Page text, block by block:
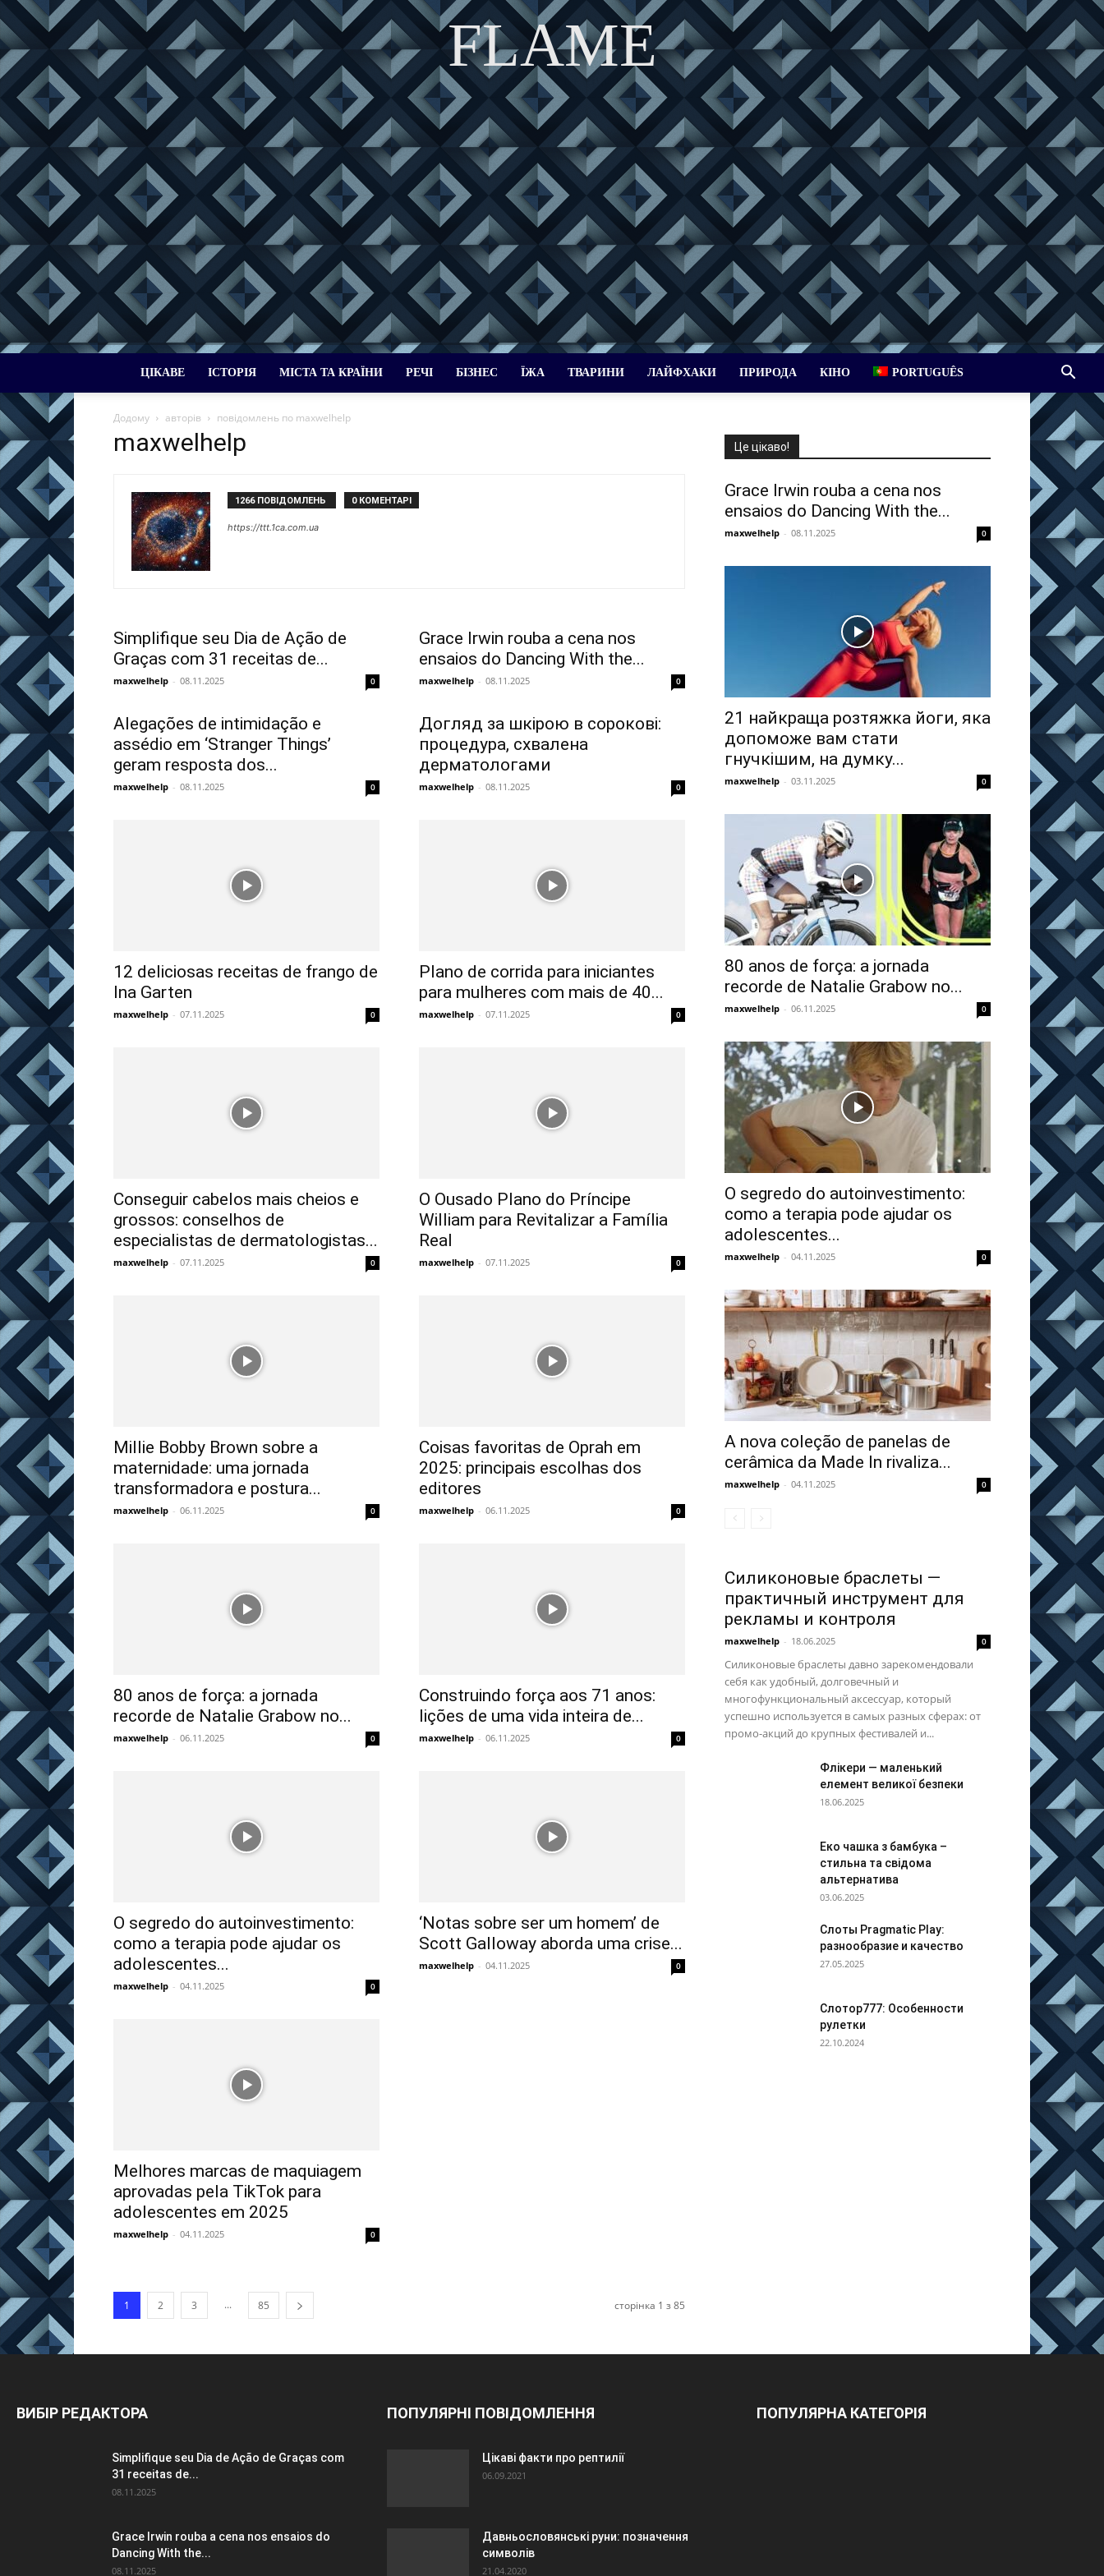
FLAME
DISCOVER THE ART OF PUBLISHING
ЦІКАВЕ ІСТОРІЯ МІСТА ТА КРАЇНИ РЕЧІ БІЗНЕС ЇЖА ТВАРИНИ ЛАЙФХАКИ ПРИРОДА КІНО PORTUGUÊS
Додому авторів повідомлень по maxwelhelp
maxwelhelp
1266 ПОВІДОМЛЕНЬ 0 КОМЕНТАРІ
https://ttt.1ca.com.ua
Simplifique seu Dia de Ação de
Graças com 31 receitas de...
maxwelhelp - 08.11.2025 0
Grace Irwin rouba a cena nos
ensaios do Dancing With the...
maxwelhelp - 08.11.2025 0
Alegações de intimidação e
assédio em ‘Stranger Things’
geram resposta dos...
maxwelhelp - 08.11.2025 0
Догляд за шкірою в сорокові:
процедура, схвалена
дерматологами
maxwelhelp - 08.11.2025 0
12 deliciosas receitas de frango de
Ina Garten
maxwelhelp - 07.11.2025 0
Plano de corrida para iniciantes
para mulheres com mais de 40...
maxwelhelp - 07.11.2025 0
Conseguir cabelos mais cheios e
grossos: conselhos de
especialistas de dermatologistas...
maxwelhelp - 07.11.2025 0
O Ousado Plano do Príncipe
William para Revitalizar a Família
Real
maxwelhelp - 07.11.2025 0
Millie Bobby Brown sobre a
maternidade: uma jornada
transformadora e postura...
maxwelhelp - 06.11.2025 0
Coisas favoritas de Oprah em
2025: principais escolhas dos
editores
maxwelhelp - 06.11.2025 0
80 anos de força: a jornada
recorde de Natalie Grabow no...
maxwelhelp - 06.11.2025 0
Construindo força aos 71 anos:
lições de uma vida inteira de...
maxwelhelp - 06.11.2025 0
O segredo do autoinvestimento:
como a terapia pode ajudar os
adolescentes...
maxwelhelp - 04.11.2025 0
‘Notas sobre ser um homem’ de
Scott Galloway aborda uma crise...
maxwelhelp - 04.11.2025 0
Melhores marcas de maquiagem
aprovadas pela TikTok para
adolescentes em 2025
maxwelhelp - 04.11.2025 0
1 2 3 ... 85 сторінка 1 з 85
Це цікаво!
Grace Irwin rouba a cena nos
ensaios do Dancing With the...
maxwelhelp - 08.11.2025 0
21 найкраща розтяжка йоги, яка
допоможе вам стати
гнучкішим, на думку...
maxwelhelp - 03.11.2025 0
80 anos de força: a jornada
recorde de Natalie Grabow no...
maxwelhelp - 06.11.2025 0
O segredo do autoinvestimento:
como a terapia pode ajudar os
adolescentes...
maxwelhelp - 04.11.2025 0
A nova coleção de panelas de
cerâmica da Made In rivaliza...
maxwelhelp - 04.11.2025 0
Силиконовые браслеты —
практичный инструмент для
рекламы и контроля
maxwelhelp - 18.06.2025 0
Силиконовые браслеты давно зарекомендовали
себя как удобный, долговечный и
многофункциональный аксессуар, который
успешно используется в самых разных сферах: от
промо-акций до крупных фестивалей и...
Флікери — маленький
елемент великої безпеки
18.06.2025
Еко чашка з бамбука –
стильна та свідома
альтернатива
03.06.2025
Слоты Pragmatic Play:
разнообразие и качество
27.05.2025
Слотор777: Особенности
рулетки
22.10.2024
ВИБІР РЕДАКТОРА
Simplifique seu Dia de Ação de Graças com
31 receitas de...
08.11.2025
Grace Irwin rouba a cena nos ensaios do
Dancing With the...
08.11.2025
ПОПУЛЯРНІ ПОВІДОМЛЕННЯ
Цікаві факти про рептилії
06.09.2021
Давньословянські руни: позначення
символів
21.04.2020
ПОПУЛЯРНА КАТЕГОРІЯ